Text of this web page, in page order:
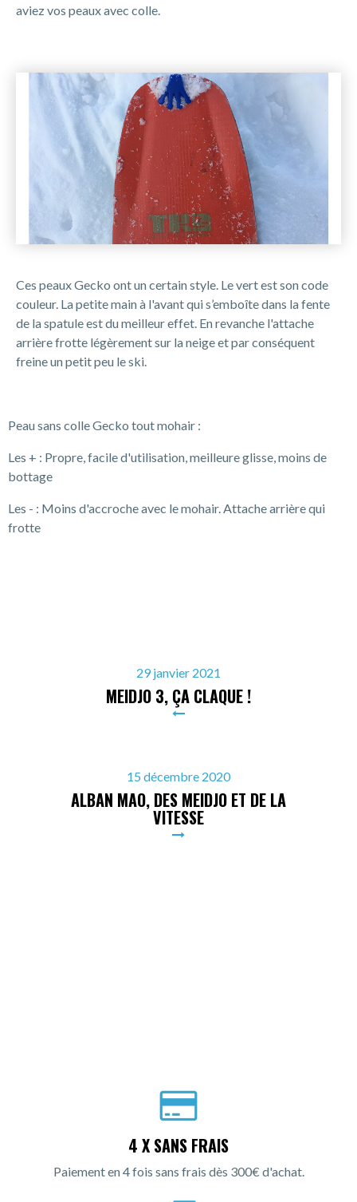
aviez vos peaux avec colle.
Ces peaux Gecko ont un certain style. Le vert est son code
couleur. La petite main à l'avant qui s’emboîte dans la fente
de la spatule est du meilleur effet. En revanche l'attache
arrière frotte légèrement sur la neige et par conséquent
freine un petit peu le ski.
Peau sans colle Gecko tout mohair :
Les + : Propre, facile d'utilisation, meilleure glisse, moins de
bottage
Les - : Moins d'accroche avec le mohair. Attache arrière qui
frotte
29 janvier 2021
MEIDJO 3, ÇA CLAQUE !
15 décembre 2020
ALBAN MAO, DES MEIDJO ET DE LA
VITESSE
4 X SANS FRAIS
Paiement en 4 fois sans frais dès 300€ d'achat.